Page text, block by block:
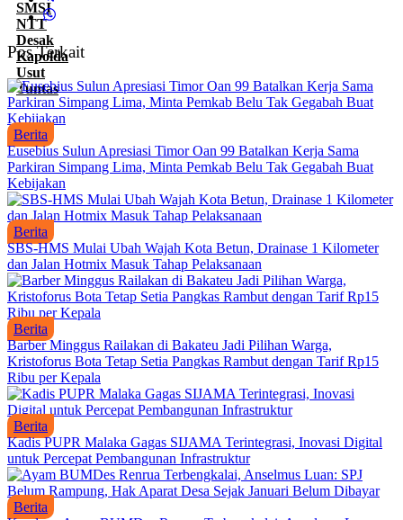
Pos Terkait
Berita
Eusebius Sulun Apresiasi Timor Oan 99 Batalkan Kerja Sama
Parkiran Simpang Lima, Minta Pemkab Belu Tak Gegabah Buat
Kebijakan
Berita
SBS-HMS Mulai Ubah Wajah Kota Betun, Drainase 1 Kilometer
dan Jalan Hotmix Masuk Tahap Pelaksanaan
Berita
Barber Minggus Railakan di Bakateu Jadi Pilihan Warga,
Kristoforus Bota Tetap Setia Pangkas Rambut dengan Tarif Rp15
Ribu per Kepala
Berita
Kadis PUPR Malaka Gagas SIJAMA Terintegrasi, Inovasi Digital
untuk Percepat Pembangunan Infrastruktur
Berita